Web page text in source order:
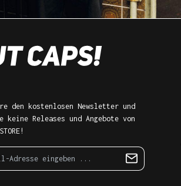
den kostenlosen Newsletter und
keine Releases und Angebote von